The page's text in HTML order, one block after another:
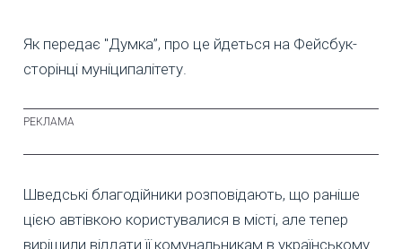
Як передає "Думка”, про це йдеться на Фейсбук-
сторінці муніципалітету.
Шведські благодійники розповідають, що раніше
цією автівкою користувалися в місті, але тепер
вирішили віддати її комунальникам в українському